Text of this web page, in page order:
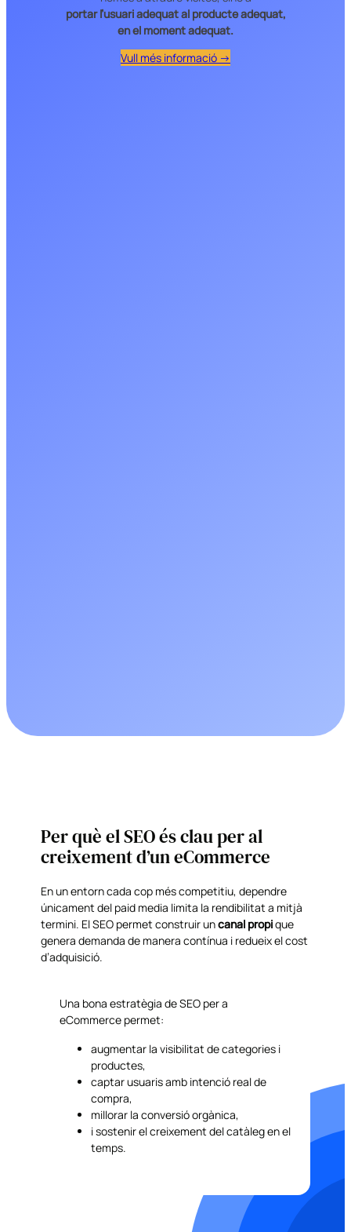
portar l’usuari adequat al producte adequat,
en el moment adequat.
Vull més informació →
Per què el SEO és clau per al
creixement d’un eCommerce
En un entorn cada cop més competitiu, dependre
únicament del paid media limita la rendibilitat a mitjà
termini. El SEO permet construir uncanal propique
genera demanda de manera contínua i redueix el cost
d’adquisició.
Una bona estratègia de SEO per a
eCommerce permet:
augmentar la visibilitat de categories i
productes,
captar usuaris amb intenció real de
compra,
millorar la conversió orgànica,
i sostenir el creixement del catàleg en el
temps.